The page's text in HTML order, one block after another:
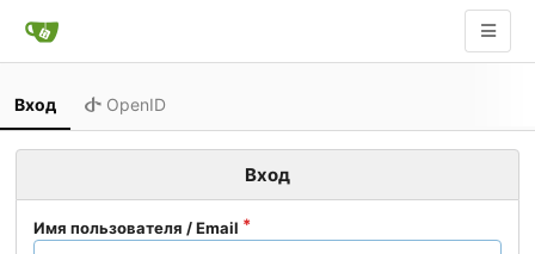
Вход OpenID
Вход
Имя пользователя / Email